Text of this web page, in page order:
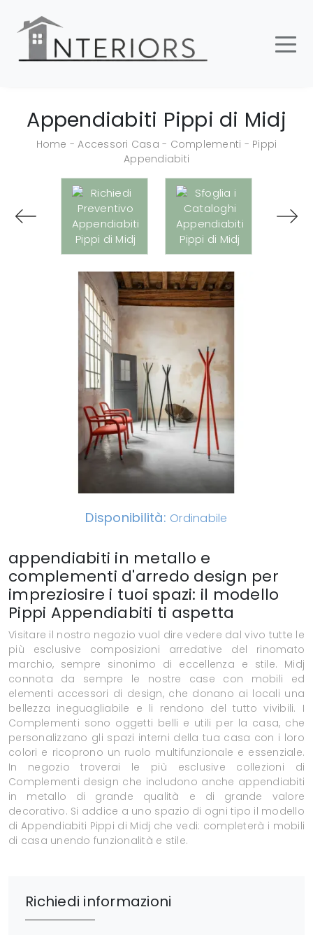
Appendiabiti Pippi di Midj
Home -Accessori Casa - Complementi - Pippi
Appendiabiti
Disponibilità: Ordinabile
appendiabiti in metallo e
complementi d'arredo design per
impreziosire i tuoi spazi: il modello
Pippi Appendiabiti ti aspetta
Visitare il nostro negozio vuol dire vedere dal vivo tutte le
più esclusive composizioni arredative del rinomato
marchio, sempre sinonimo di eccellenza e stile. Midj
connota da sempre le nostre case con mobili ed
elementi accessori di design, che donano ai locali una
bellezza ineguagliabile e li rendono del tutto vivibili. I
Complementi sono oggetti belli e utili per la casa, che
personalizzano gli spazi interni della tua casa con i loro
colori e ricoprono un ruolo multifunzionale e essenziale.
In negozio troverai le più esclusive collezioni di
Complementi design che includono anche appendiabiti
in metallo di grande qualità e di grande valore
decorativo. Si addice a uno spazio di ogni tipo il modello
di Appendiabiti Pippi di Midj che vedi: completerà i mobili
di casa unendo funzionalità e stile.
Richiedi informazioni